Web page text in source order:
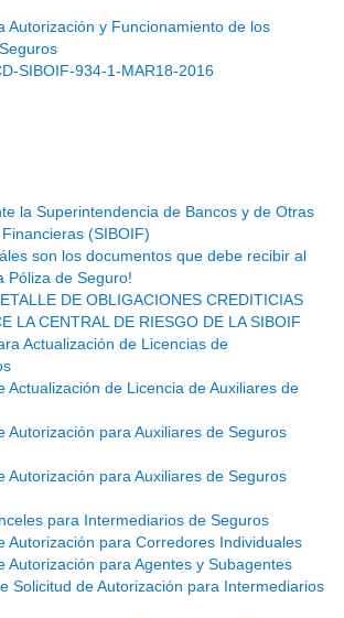
Autorización y Funcionamiento de los
SIBOIF-934-1-MAR18-2016
la Superintendencia de Bancos y de Otras
(SIBOIF)
son los documentos que debe recibir al
Póliza de Seguro!
DE OBLIGACIONES CREDITICIAS
LA CENTRAL DE RIESGO DE LA SIBOIF
Actualización de Licencias de
Actualización de Licencia de Auxiliares de
Autorización para Auxiliares de Seguros
Autorización para Auxiliares de Seguros
para Intermediarios de Seguros
Autorización para Corredores Individuales
Autorización para Agentes y Subagentes
Solicitud de Autorización para Intermediarios